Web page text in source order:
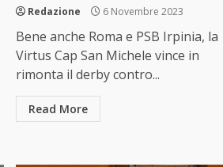
Redazione 6 Novembre 2023
Bene anche Roma e PSB Irpinia, la
Virtus Cap San Michele vince in
rimonta il derby contro...
Read More